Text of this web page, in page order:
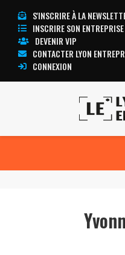
S'INSCRIRE À LA
INSCRIRE SON ENTREPRISE
DEVENIR VIP
CONTACTER LYON
CONNEXION